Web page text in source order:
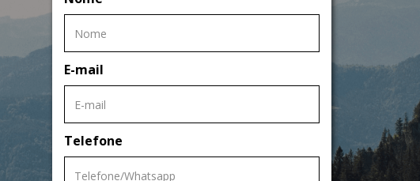
E-mail
Telefone